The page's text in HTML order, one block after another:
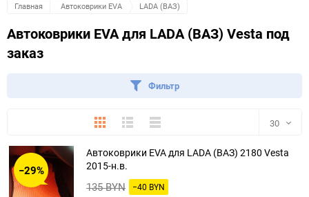
Главная Автоковрики EVA LADA (ВАЗ)
Автоковрики EVA для LADA (ВАЗ) Vesta под
заказ
Фильтр
ПлиткаПодробноКомпактно 30
30
−29%
Автоковрики EVA для LADA (ВАЗ) 2180 Vesta
2015-н.в.
135 BYN −40 BYN